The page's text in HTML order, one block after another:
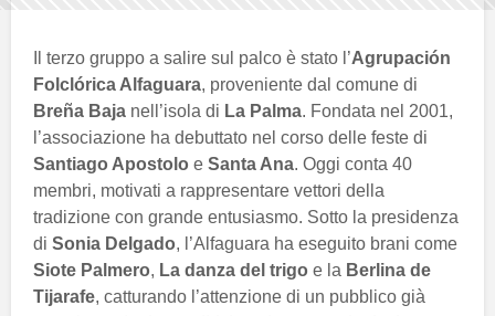
Il terzo gruppo a salire sul palco è stato l’Agrupación
Folclórica Alfaguara, proveniente dal comune di
Breña Baja nell’isola di La Palma. Fondata nel 2001,
l’associazione ha debuttato nel corso delle feste di
Santiago Apostolo e Santa Ana. Oggi conta 40
membri, motivati a rappresentare vettori della
tradizione con grande entusiasmo. Sotto la presidenza
di Sonia Delgado, l’Alfaguara ha eseguito brani come
Siote Palmero, La danza del trigo e la Berlina de
Tijarafe, catturando l’attenzione di un pubblico già